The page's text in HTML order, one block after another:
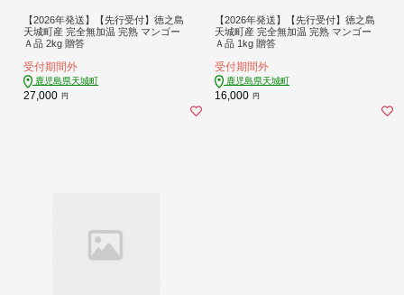
【2026年発送】【先行受付】徳之島
天城町産 完全無加温 完熟 マンゴー
Ａ品 2kg 贈答
受付期間外
鹿児島県天城町
27,000 円
【2026年発送】【先行受付】徳之島
天城町産 完全無加温 完熟 マンゴー
Ａ品 1kg 贈答
受付期間外
鹿児島県天城町
16,000 円